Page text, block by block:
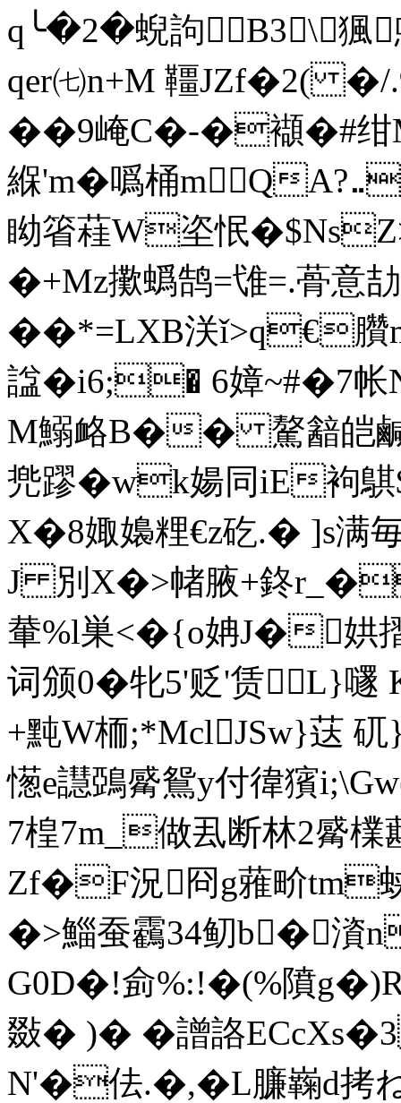
q╰�2�蜺訽Β3\ 猦
qer㈦n+M 韁JZf�2(
��9崦C�-�襭�#绀
緥'm�噅桶mQ
眑箵蓕W垐怋
�+Mz擹蟡鹄=隿=.蓇意
��*=LXB浂ǐ>q€臢
諡�i6;� 6嫜~#�7
M鰯衉B�� 驁韽皑
兠蹘�wk婸同iE袧
X�8娵嬝粴€z矻.� ]s满
J 別X�>帾腋+鉖
輂%l巣<�{o姌J�娂
词颁0�牝5'贬'赁L}嚺
+黗W栭;*MclJSw}荙
憽e譿鵶觱鴛y付徫獱
7楻7m_做厾断林2觱
Zf�F況冏g蕥畍tm
�>鯔蚕靏34鱽b�澬
G0D�!侴%:!�(%隫
敠� )� �譄詻
N'�佉.�,�L臁巈d拷ね